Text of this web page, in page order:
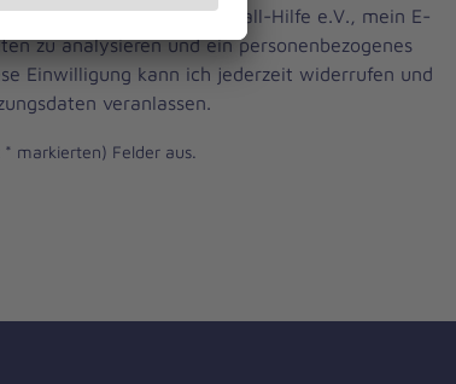
ich der Johanniter-Unfall-Hilfe e.V., mein E-
zu analysieren und ein personenbezogenes
Einwilligung kann ich jederzeit widerrufen und
veranlassen.
markierten) Felder aus.